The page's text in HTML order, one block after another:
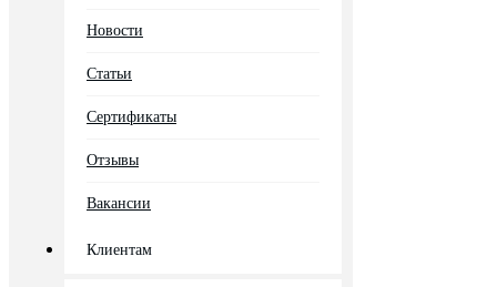
Новости
Статьи
Сертификаты
Отзывы
Вакансии
Клиентам